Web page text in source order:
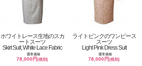
ホワイトレース生地のスカ
ートスーツ
Skirt Suit, White Lace Fabric
通常価格
78,000円(税別)
ライトピンクのワンピース
スーツ
Light Pink Dress Suit
通常価格
78,000円(税別)